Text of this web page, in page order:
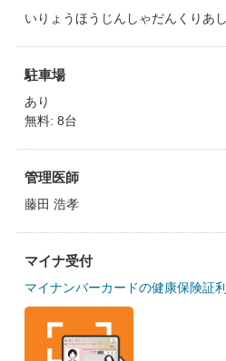
いりょうほうじんしゃだんくりあ
駐車場
あり
無料: 8台
管理医師
藤田 浩孝
マイナ受付
マイナンバーカードの健康保険証